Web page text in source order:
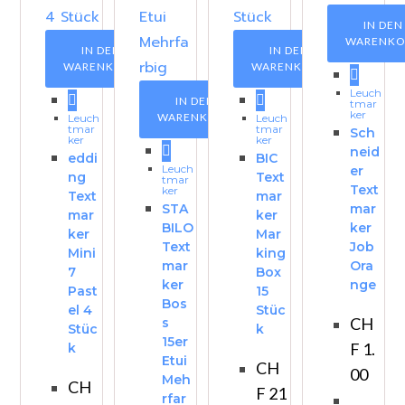
IN DEN
WARENKORB
Leuch
tmar
ker
eddi
ng
Text
mar
ker
Mini
7
Past
el 4
Stüc
k
CH
IN DEN
WARENKORB
Leuch
tmar
ker
STA
BILO
Text
mar
ker
Bos
s
15er
Etui
Meh
rfar
IN DEN
WARENKORB
Leuch
tmar
ker
BIC
Text
mar
ker
Mar
king
Box
15
Stüc
k
CH
F 21
IN DEN
Leuch
tmar
ker
Sch
neid
er
Text
mar
ker
Job
Ora
nge
CH
F 1.
00